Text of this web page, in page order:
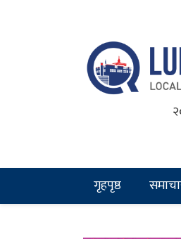
गृहपृष्ठ